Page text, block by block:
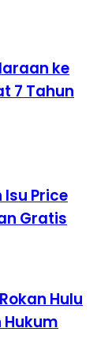
ke
7 Tahun
Price
Gratis
Hulu